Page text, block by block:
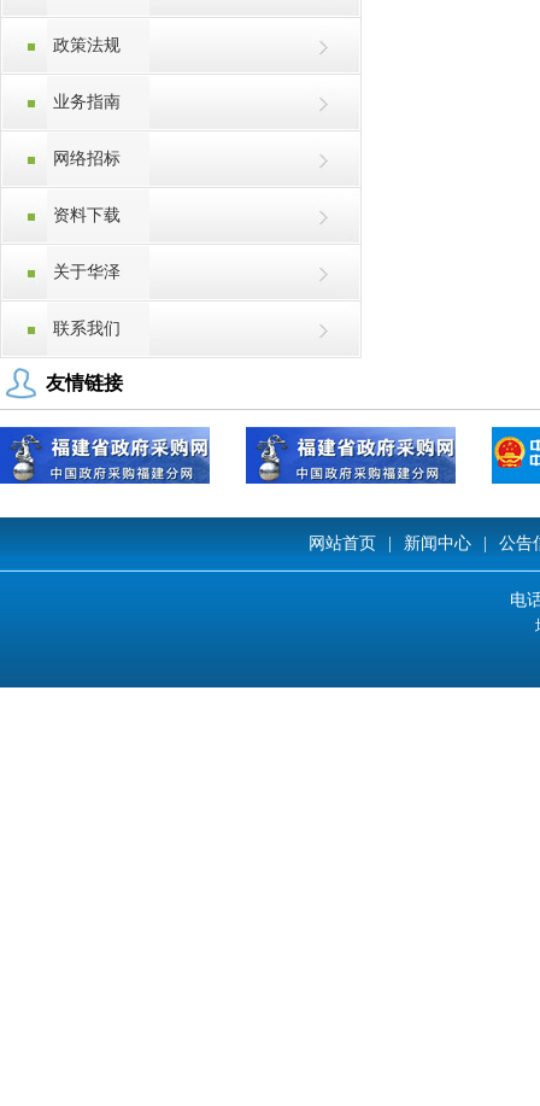
政策法规
业务指南
网络招标
资料下载
关于华泽
联系我们
友情链接
网站首页 新闻中心 公告
电